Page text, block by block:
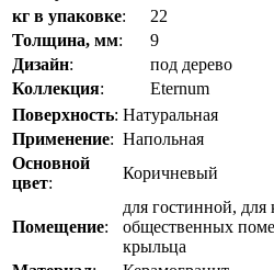
кг в упаковке:
22
Толщина, мм:
9
Дизайн:
под дерево
Коллекция:
Eternum
Поверхность: Натуральная
Применение: Напольная
Основной
цвет:
Коричневый
Помещение:
для гостинной, для
общественных
крыльца